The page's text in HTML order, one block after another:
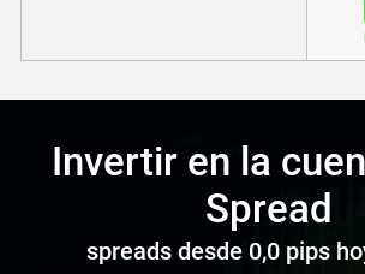
Invertir en la
Spread
spreads desde 0,0 pips